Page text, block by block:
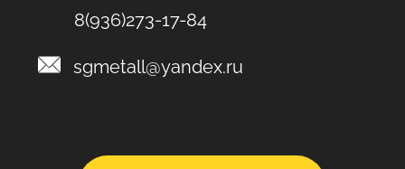
8(936)273-17-84
sgmetall@yandex.ru